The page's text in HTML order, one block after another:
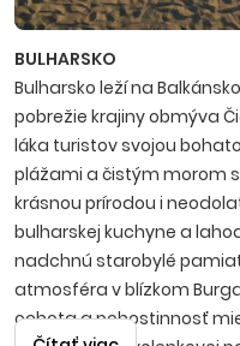
BULHARSKO
Bulharsko leží na
pobrežie krajiny obmýva
láka turistov svojou
plážami a čistým morom
krásnou prírodou i
bulharskej kuchyne a
nadchnú starobylé
atmosféra v blízkom
ochota a pohostinnosť